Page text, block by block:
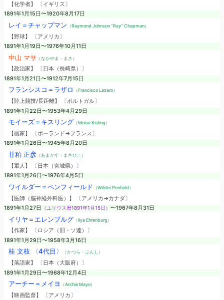
【化学者】 〔イギリス〕
1891年1月15日〜1920年8月17日
レイ＝チャップマン （Raymond Johnson “Ray” Chapman）
【野球】 〔アメリカ〕
1891年1月19日〜1976年10月11日
中山 マサ（なかやま・まさ）
【政治家】 〔日本（長崎県）〕
1891年1月21日〜1912年7月15日
フランシスコ＝ラザロ （Francisco Lazaro）
【陸上競技/長距離】 〔ポルトガル〕
1891年1月22日〜1953年4月29日
モイーズ＝キスリング （Moise Kisling）
【画家】 〔ポーランド→フランス〕
1891年1月26日〜1945年8月20日
甘粕 正彦（あまかす・まさひこ）
【軍人】 〔日本（宮城県）〕
1891年1月26日〜1976年4月5日
ワイルダー＝ペンフィールド （Wilder Penfield）
【医師（脳神経外科医）】 〔アメリカ→カナダ〕
1891年1月27日
（ユリウス暦1891年1月15日） 〜1967年8月31日
イリヤ＝エレンブルグ （Ilya Ehrenburg）
【作家】 〔ロシア（旧・ソ連）〕
1891年1月29日〜1958年3月16日
桂 文枝 〈4代目〉 （かつら・ぶんし）
【落語家】 〔日本（大阪府）〕
1891年1月29日〜1968年12月4日
アーチー＝メイヨ （Archie Mayo）
【映画監督】 〔アメリカ〕